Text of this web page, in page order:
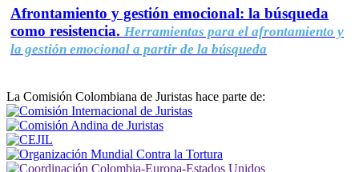
Afrontamiento y gestión emocional: la búsqueda
como resistencia. Herramientas para el afrontamiento y
la gestión emocional a partir de la búsqueda
La Comisión Colombiana de Juristas hace parte de: